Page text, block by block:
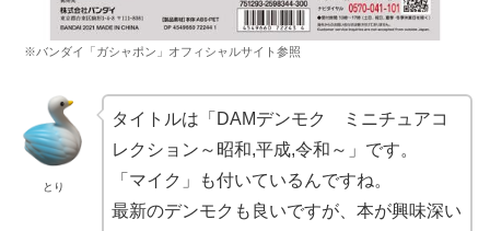
※バンダイ「ガシャポン」オフィシャルサイト参照
とり
タイトルは「DAMデンモク ミニチュアコ
レクション～昭和,平成,令和～」です。
「マイク」も付いているんですね。
最新のデンモクも良いですが、本が興味深い